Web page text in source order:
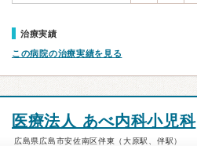
治療実績
この病院の治療実績を見る
医療法人 あべ内科小児科
広島県広島市安佐南区伴東（大原駅、伴駅）